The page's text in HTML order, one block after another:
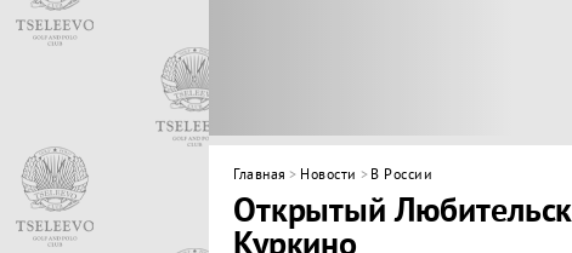
Главная > Новости > В России
Открытый